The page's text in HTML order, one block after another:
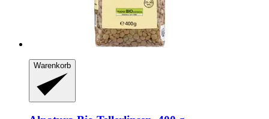
Warenkorb